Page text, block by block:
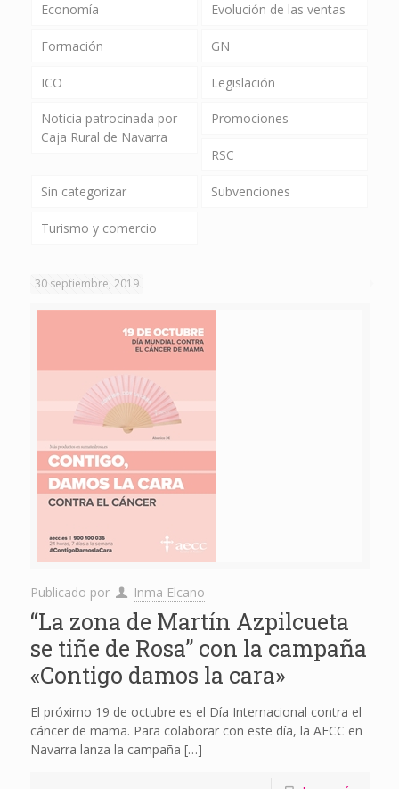
Economía Evolución de las ventas
Formación GN
ICO Legislación
Noticia patrocinada por
Caja Rural de Navarra
Promociones
RSC
Sin categorizar Subvenciones
Turismo y comercio
30 septiembre, 2019
Publicado por Inma Elcano
“La zona de Martín Azpilcueta
se tiñe de Rosa” con la campaña
«Contigo damos la cara»
El próximo 19 de octubre es el Día Internacional contra el
cáncer de mama. Para colaborar con este día, la AECC en
Navarra lanza la campaña […]